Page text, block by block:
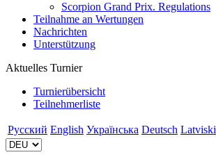
Scorpion Grand Prix. Regulations
Teilnahme an Wertungen
Nachrichten
Unterstützung
Aktuelles Turnier
Turnierübersicht
Teilnehmerliste
Русский English Українська Deutsch Latviski